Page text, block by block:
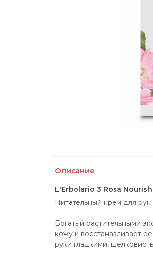
Описание
L'Erbolario 3 Rosa
Питательный крем для
Богатый растительными
кожу и восстанавливает
руки гладкими,